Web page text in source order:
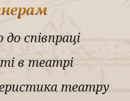
співпраці
в театрі
театру